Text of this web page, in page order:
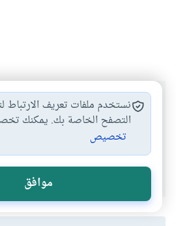
هل انتفعت بهذا
نعم
نستخدم ملفات تعريف الارتباط
التصفح الخاصة بك. يمكنك
تخصيص
موافق